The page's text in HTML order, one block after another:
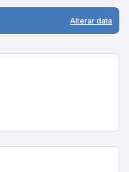
Alterar data